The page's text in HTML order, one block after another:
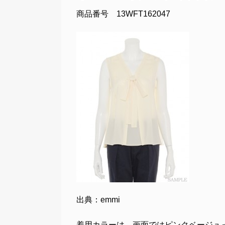
商品番号 13WFT162047
出典：emmi